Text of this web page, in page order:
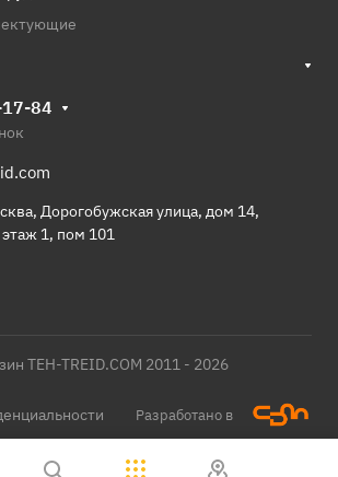
84
Дорогобужская улица, дом 14,
1, пом 101
TEH-TREID.COM 2011 - 2026
Разработано в